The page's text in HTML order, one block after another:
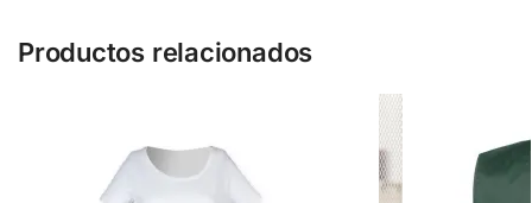
Productos relacionados